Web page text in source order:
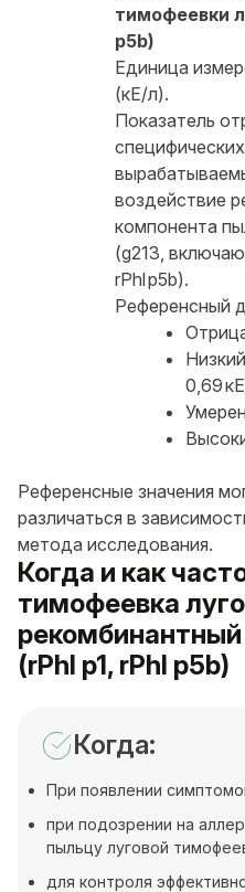
тимофеевки
p5b)
Единица
(кЕ/л).
Показатель
воздействие
компонента
(g213,
rPhl p5b).
Референсный
0,69
Референсные значения
различаться в
метода исследования.
Когда и как
тимофеевка
(rPhl p1, rPhl p5b)
Когда:
При появлении
при подозрении на
пыльцу луговой
для контроля